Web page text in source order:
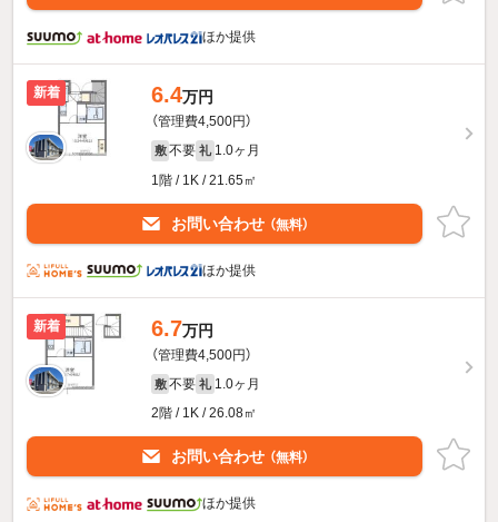
ほか提供
新着 6.4万円
（管理費4,500円）
敷 不要 礼 1.0ヶ月
1階 / 1K / 21.65㎡
お問い合わせ （無料）
ほか提供
新着 6.7万円
（管理費4,500円）
敷 不要 礼 1.0ヶ月
2階 / 1K / 26.08㎡
お問い合わせ （無料）
ほか提供